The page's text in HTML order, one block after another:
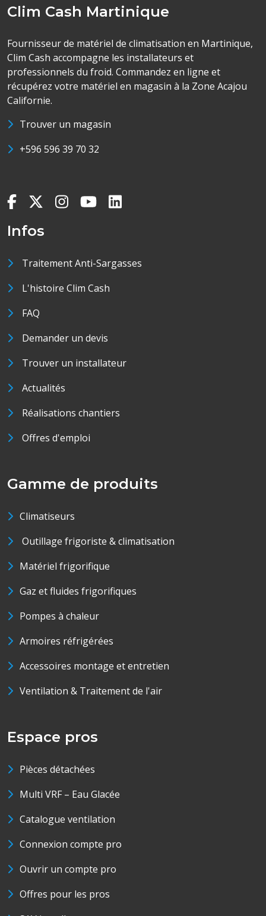
Clim Cash Martinique
Fournisseur de matériel de climatisation en Martinique,
Clim Cash accompagne les installateurs et
professionnels du froid. Commandez en ligne et
récupérez votre matériel en magasin à la Zone Acajou
Californie.
Trouver un magasin
+596 596 39 70 32
Infos
Traitement Anti-Sargasses
L'histoire Clim Cash
FAQ
Demander un devis
Trouver un installateur
Actualités
Réalisations chantiers
Offres d'emploi
Gamme de produits
Climatiseurs
Outillage frigoriste & climatisation
Matériel frigorifique
Gaz et fluides frigorifiques
Pompes à chaleur
Armoires réfrigérées
Accessoires montage et entretien
Ventilation & Traitement de l'air
Espace pros
Pièces détachées
Multi VRF – Eau Glacée
Catalogue ventilation
Connexion compte pro
Ouvrir un compte pro
Offres pour les pros